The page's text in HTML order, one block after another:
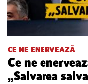
CE NE ENERVEAZĂ
Ce ne
„Salvarea